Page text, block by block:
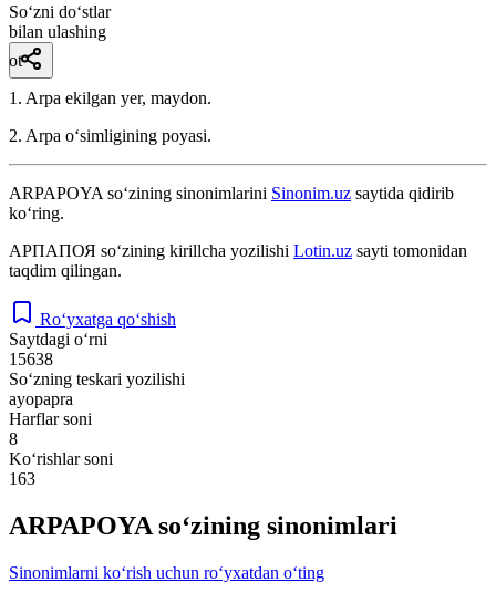
So‘zni do‘stlar
bilan ulashing
ot
1. Arpa ekilgan yer, maydon.
2. Arpa oʻsimligining poyasi.
ARPAPOYA so‘zining sinonimlarini Sinonim.uz saytida qidirib
ko‘ring.
АРПАПОЯ so‘zining kirillcha yozilishi Lotin.uz sayti tomonidan
taqdim qilingan.
Ro‘yxatga qo‘shish
Saytdagi o‘rni
15638
So‘zning teskari yozilishi
ayopapra
Harflar soni
8
Ko‘rishlar soni
163
ARPAPOYA so‘zining sinonimlari
Sinonimlarni ko‘rish uchun ro‘yxatdan o‘ting